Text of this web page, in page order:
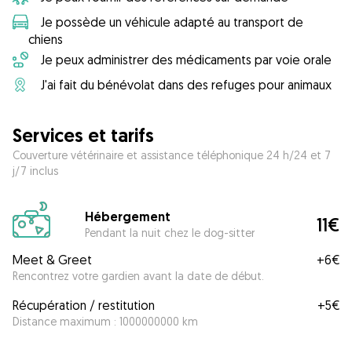
Je possède un véhicule adapté au transport de
chiens
Je peux administrer des médicaments par voie orale
J'ai fait du bénévolat dans des refuges pour animaux
Services et tarifs
Couverture vétérinaire et assistance téléphonique 24 h/24 et 7
j/7 inclus
Hébergement
Pendant la nuit chez le dog-sitter 11€
Meet & Greet
Rencontrez votre gardien avant la date de début.
+6€
Récupération / restitution
Distance maximum : 1000000000 km
+5€